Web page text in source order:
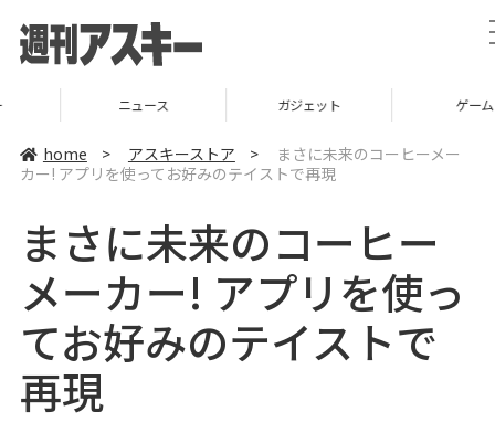
ガジェット
home > アスキーストア >
まさに未来のコーヒーメー
カー! アプリを使ってお好みのテイストで再現
まさに未来のコーヒー
メーカー! アプリを使っ
てお好みのテイストで
再現